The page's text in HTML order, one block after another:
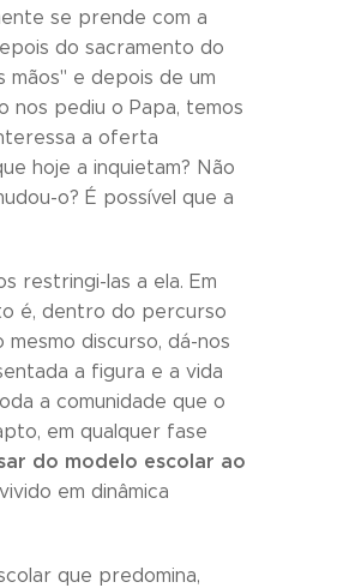
se prende com a
do sacramento do
mãos" e depois de um
nos pediu o Papa, temos
a oferta
hoje a inquietam? Não
o? É possível que a
restringi-las a ela. Em
é, dentro do percurso
discurso, dá-nos
a figura e a vida
a comunidade que o
em qualquer fase
do modelo escolar ao
em dinâmica
que predomina,